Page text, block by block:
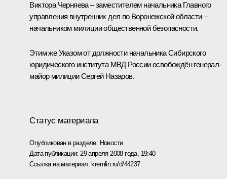
Виктора Черняева – заместителем начальника Главного
управления внутренних дел по Воронежской области –
начальником милиции общественной безопасности.
Этим же Указом от должности начальника Сибирского
юридического института МВД России освобождён генерал-
майор милиции Сергей Назаров.
Статус материала
Опубликован в разделе: Новости
Дата публикации: 29 апреля 2008 года, 19:40
Ссылка на материал:kremlin.ru/d/44237